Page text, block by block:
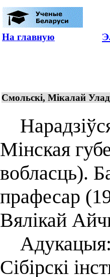
На главную
Смольскі, Мікалай
Мінская
вобласць).
прафесар
Вялікай
Адукацыя:
Сібірскі